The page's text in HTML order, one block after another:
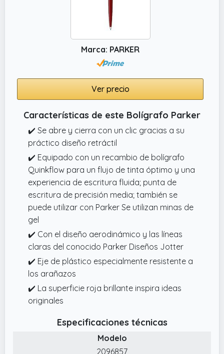
Marca: PARKER
Ver precio
Características de este Bolígrafo Parker
✔️ Se abre y cierra con un clic gracias a su
práctico diseño retráctil
✔️ Equipado con un recambio de bolígrafo
Quinkflow para un flujo de tinta óptimo y una
experiencia de escritura fluida; punta de
escritura de precisión media; también se
puede utilizar con Parker Se utilizan minas de
gel
✔️ Con el diseño aerodinámico y las líneas
claras del conocido Parker Diseños Jotter
✔️ Eje de plástico especialmente resistente a
los arañazos
✔️ La superficie roja brillante inspira ideas
originales
Especificaciones técnicas
Modelo
2096857